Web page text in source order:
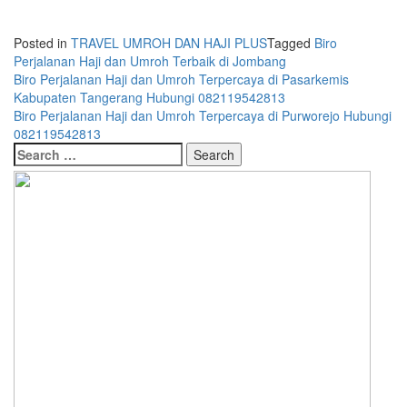
Posted in TRAVEL UMROH DAN HAJI PLUSTagged Biro
Perjalanan Haji dan Umroh Terbaik di Jombang
Post
navigation
Biro Perjalanan Haji dan Umroh Terpercaya di Pasarkemis
Kabupaten Tangerang Hubungi 082119542813
Biro Perjalanan Haji dan Umroh Terpercaya di Purworejo Hubungi
082119542813
Search
for: